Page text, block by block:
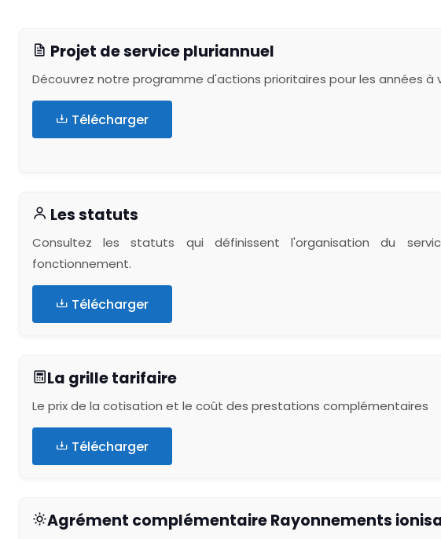
Projet de service pluriannuel
Découvrez notre programme d'actions prioritaires pour les années à
Télécharger
Les statuts
Consultez les statuts qui définissent l'organisation du
fonctionnement.
Télécharger
La grille tarifaire
Le prix de la cotisation et le coût des prestations complémentaires
Télécharger
Agrément complémentaire Rayonnements